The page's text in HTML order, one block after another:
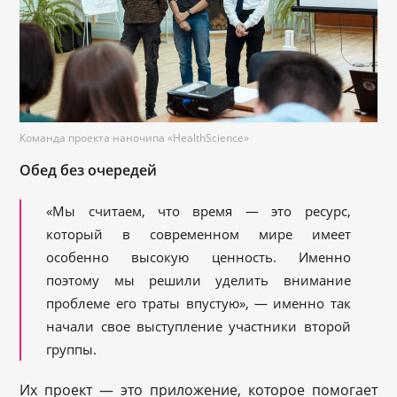
Команда проекта наночипа «HealthScience»
Обед без очередей
«Мы считаем, что время — это ресурс,
который в современном мире имеет
особенно высокую ценность. Именно
поэтому мы решили уделить внимание
проблеме его траты впустую», — именно так
начали свое выступление участники второй
группы.
Их проект — это приложение, которое помогает